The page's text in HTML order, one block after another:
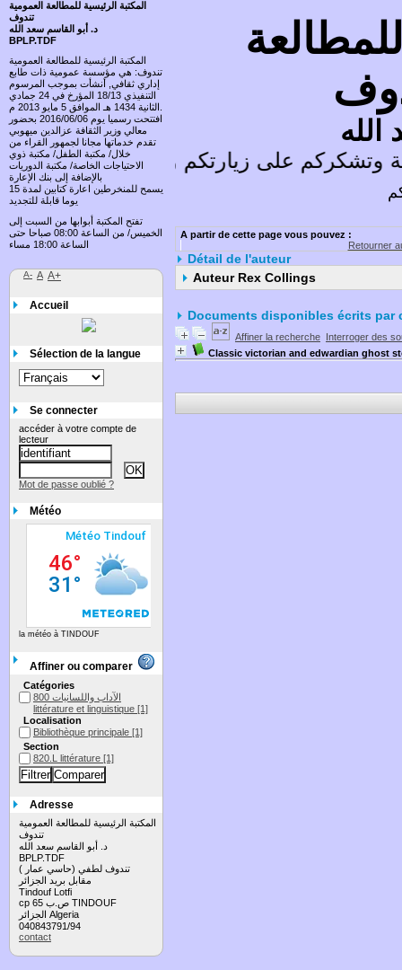
على زيارتكم وتسعد باقتراحاتكم
A partir de cette page vous pouvez :
Retourner
Détail de l'auteur
Auteur Rex Collings
Documents disponibles écrits par
Affiner la recherche Interroger des
Classic victorian and edwardian ghost
المكتبة الرئيسية للمطالعة العمومية
تندوف
د. أبو القاسم سعد الله
BPLP.TDF
المكتبة الرئيسية للمطالعة العمومية
تندوف: هي مؤسسة عمومية ذات طابع
إداري ثقافي, أنشأت بموجب المرسوم
التنفيذي 18/13 المؤرخ في 24 جمادي
افتتحت رسميا يوم 2016/06/06 بحضور
معالي وزير الثقافة عزالدين ميهوبي
تقدم خدماتها مجانا لجمهور القراء من
خلال/ مكتبة الطفل/ مكتبة ذوي
الاحتياجات الخاصة/ مكتبة الدوريات
بالإضافة إلى بنك الإعارة
يسمح للمنخرطين اعارة كتابين لمدة 15
يوما قابلة للتجديد
تفتح المكتبة أبوابها من السبت إلى
الخميس/ من الساعة 08:00 صباحا حتى
الساعة 18:00 مساء
A- A A+
Accueil
Sélection de la langue
Se connecter
accéder à votre compte de
lecteur
Mot de passe oublié ?
Météo
la météo à TINDOUF
Affiner ou comparer
Catégories
الآداب واللسانيات 800
littérature et linguistique [1]
Localisation
Bibliothèque principale [1]
Section
820.L littérature [1]
Adresse
المكتبة الرئيسية للمطالعة العمومية
تندوف
د. أبو القاسم سعد الله
BPLP.TDF
تندوف لطفي (حاسي عمار )
مقابل بريد الجزائر
Tindouf Lotfi
cp 65 ص.ب TINDOUF
الجزائر Algeria
040843791/94
contact